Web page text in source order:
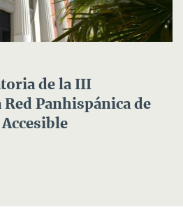
de la III
Panhispánica de